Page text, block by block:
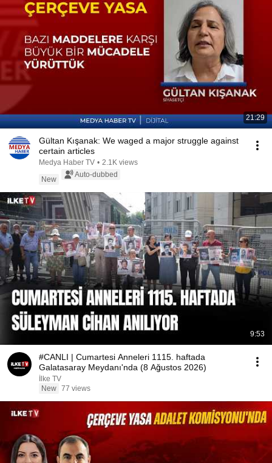
21:29
Gültan Kışanak: We waged a major struggle against
certain articles
Medya Haber TV • 2.1K views
New
Auto-dubbed
9:53
#CANLI | Cumartesi Anneleri 1115. haftada
Galatasaray Meydanı'nda (8 Ağustos 2026)
İlke TV
New 77 views